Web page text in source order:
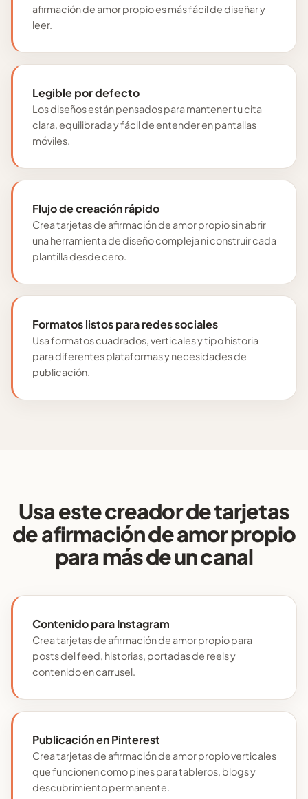
afirmación de amor propio es más fácil de diseñar y
leer.
Legible por defecto
Los diseños están pensados para mantener tu cita
clara, equilibrada y fácil de entender en pantallas
móviles.
Flujo de creación rápido
Crea tarjetas de afirmación de amor propio sin abrir
una herramienta de diseño compleja ni construir cada
plantilla desde cero.
Formatos listos para redes sociales
Usa formatos cuadrados, verticales y tipo historia
para diferentes plataformas y necesidades de
publicación.
Usa este creador de tarjetas
de afirmación de amor propio
para más de un canal
Contenido para Instagram
Crea tarjetas de afirmación de amor propio para
posts del feed, historias, portadas de reels y
contenido en carrusel.
Publicación en Pinterest
Crea tarjetas de afirmación de amor propio verticales
que funcionen como pines para tableros, blogs y
descubrimiento permanente.